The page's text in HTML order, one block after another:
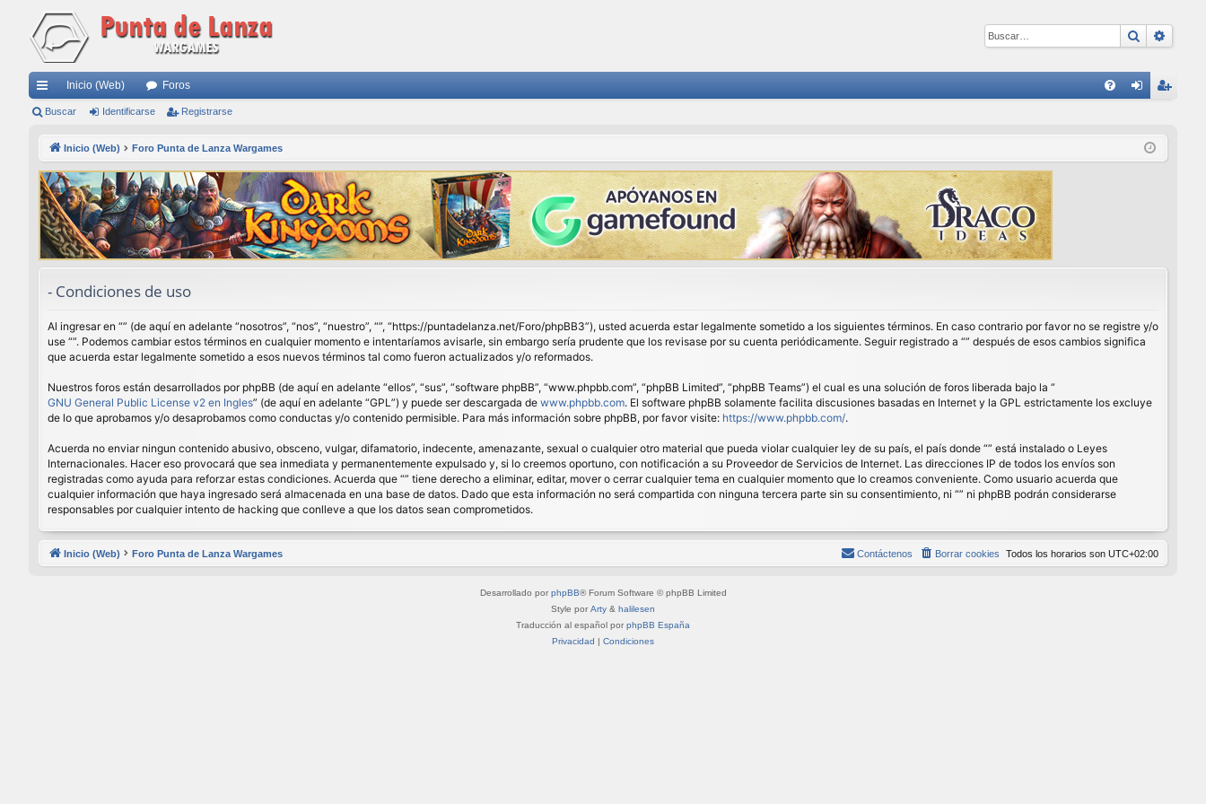
Buscar
nl
rá
pi
do
Inicio (Web) Foros
ist
Buscar Identificarse Registrarse
Inicio (Web) Foro Punta de Lanza Wargames
- Condiciones de uso
Al ingresar en “” (de aquí en adelante “nosotros”, “nos”, “nuestro”, “”, “https://puntadelanza.net/Foro/phpBB3”), usted acuerda estar legalmente sometido a los siguientes términos. En caso contrario por favor no se registre y/o
use “”. Podemos cambiar estos términos en cualquier momento e intentaríamos avisarle, sin embargo sería prudente que los revisase por su cuenta periódicamente. Seguir registrado a “” después de esos cambios significa
que acuerda estar legalmente sometido a esos nuevos términos tal como fueron actualizados y/o reformados.
Nuestros foros están desarrollados por phpBB (de aquí en adelante “ellos”, “sus”, “software phpBB”, “www.phpbb.com”, “phpBB Limited”, “phpBB Teams”) el cual es una solución de foros liberada bajo la “
GNU General Public License v2 en Ingles” (de aquí en adelante “GPL”) y puede ser descargada de www.phpbb.com. El software phpBB solamente facilita discusiones basadas en Internet y la GPL estrictamente los excluye
de lo que aprobamos y/o desaprobamos como conductas y/o contenido permisible. Para más información sobre phpBB, por favor visite: https://www.phpbb.com/.
Acuerda no enviar ningun contenido abusivo, obsceno, vulgar, difamatorio, indecente, amenazante, sexual o cualquier otro material que pueda violar cualquier ley de su país, el país donde “” está instalado o Leyes
Internacionales. Hacer eso provocará que sea inmediata y permanentemente expulsado y, si lo creemos oportuno, con notificación a su Proveedor de Servicios de Internet. Las direcciones IP de todos los envíos son
registradas como ayuda para reforzar estas condiciones. Acuerda que “” tiene derecho a eliminar, editar, mover o cerrar cualquier tema en cualquier momento que lo creamos conveniente. Como usuario acuerda que
cualquier información que haya ingresado será almacenada en una base de datos. Dado que esta información no será compartida con ninguna tercera parte sin su consentimiento, ni “” ni phpBB podrán considerarse
responsables por cualquier intento de hacking que conlleve a que los datos sean comprometidos.
Inicio (Web) Foro Punta de Lanza Wargames Todos los horarios son UTC+02:00
Borrar cookies
Contáctenos
Desarrollado por phpBB® Forum Software © phpBB Limited
Style por Arty & halilesen
Traducción al español por phpBB España
Privacidad | Condiciones